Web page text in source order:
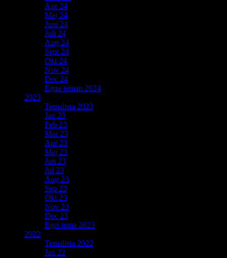
Apr 24
Maj 24
Juni 24
Juli 24
Aug 24
Sept 24
Okt 24
Nov 24
Dec 24
Egna teman 2024
2023
Temalista 2023
Jan 23
Feb 23
Mar 23
Apr 23
Maj 23
Jun 23
Jul 23
Aug 23
Sep 23
Okt 23
Nov 23
Dec 23
Eget tema 2023
2022
Temalista 2022
Jan 22